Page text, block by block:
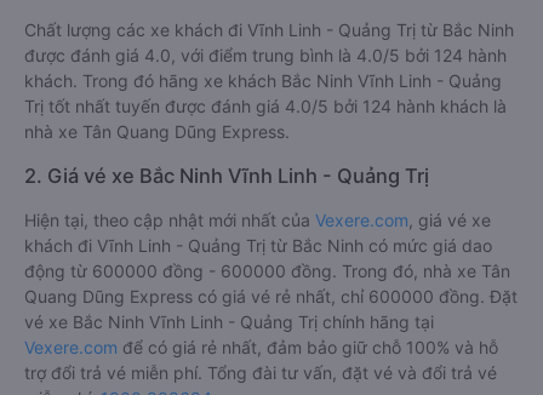
Chất lượng các xe khách đi Vĩnh Linh - Quảng Trị từ Bắc Ninh
được đánh giá 4.0, với điểm trung bình là 4.0/5 bởi 124 hành
khách. Trong đó hãng xe khách Bắc Ninh Vĩnh Linh - Quảng
Trị tốt nhất tuyến được đánh giá 4.0/5 bởi 124 hành khách là
nhà xe Tân Quang Dũng Express.
2. Giá vé xe Bắc Ninh Vĩnh Linh - Quảng Trị
Hiện tại, theo cập nhật mới nhất của Vexere.com , giá vé xe
khách đi Vĩnh Linh - Quảng Trị từ Bắc Ninh có mức giá dao
động từ 600000 đồng - 600000 đồng. Trong đó, nhà xe Tân
Quang Dũng Express có giá vé rẻ nhất, chỉ 600000 đồng. Đặt
vé xe Bắc Ninh Vĩnh Linh - Quảng Trị chính hãng tại
Vexere.com để có giá rẻ nhất, đảm bảo giữ chỗ 100% và hỗ
trợ đổi trả vé miễn phí. Tổng đài tư vấn, đặt vé và đổi trả vé